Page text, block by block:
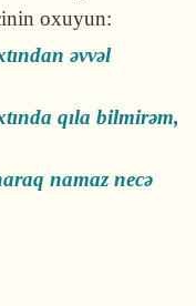
oxuyun:
əvvəl
qıla bilmirəm,
namaz necə